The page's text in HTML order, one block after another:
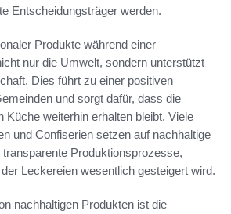
Entscheidungsträger werden.
Produkte während einer
nur die Umwelt, sondern unterstützt
Dies führt zu einer positiven
und sorgt dafür, dass die
Küche weiterhin erhalten bleibt. Viele
und Confiserien setzen auf nachhaltige
Produktionsprozesse,
Leckereien wesentlich gesteigert wird.
nachhaltigen Produkten ist die